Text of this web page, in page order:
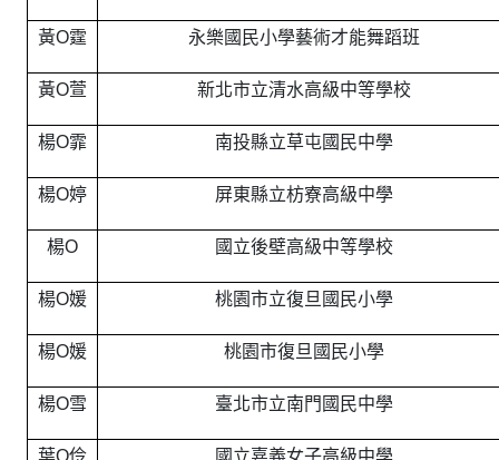
黃O霆 永樂國民小學藝術才能舞蹈班
黃O萱 新北市立清水高級中等學校
楊O霏 南投縣立草屯國民中學
楊O婷 屏東縣立枋寮高級中學
楊O 國立後壁高級中等學校
楊O媛 桃園市立復旦國民小學
楊O媛 桃園市復旦國民小學
楊O雪 臺北市立南門國民中學
葉O伶 國立嘉義女子高級中學